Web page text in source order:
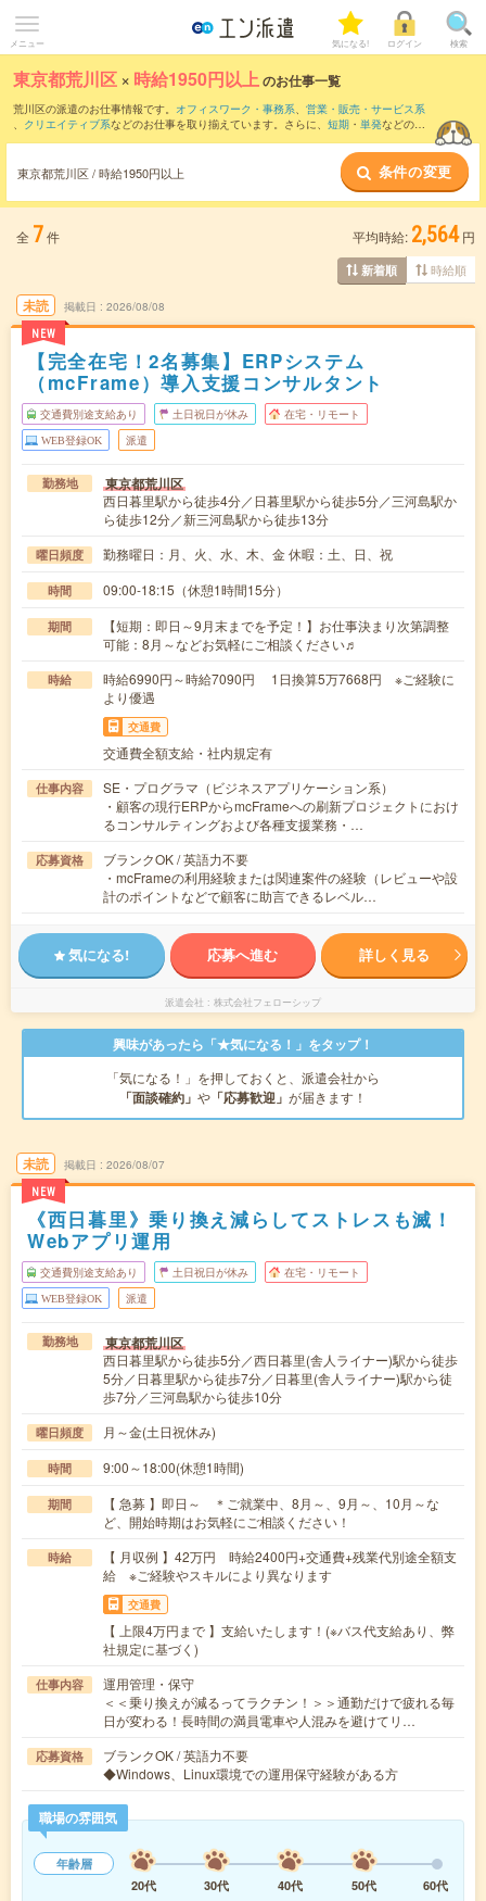
メニュー 気になる! ログイン 検索
東京都荒川区 × 時給1950円以上のお仕事一覧
荒川区の派遣のお仕事情報です。 オフィスワーク・事務系、 営業・販売・サービス系
、 クリエイティブ系などのお仕事を取り揃えています。さらに、 短期 ・ 単発などの期
東京都荒川区 / 時給1950円以上 条件の変更
全 7件 平均時給: 2,564 円
新着順 時給順
未読
NEW
掲載日 2026/08/08
【完全在宅！2名募集】ERPシステム
（mcFrame）導入支援コンサルタント
交通費別途支給あり 土日祝日が休み 在宅・リモート
WEB登録OK 派遣
勤務地 東京都荒川区
西日暮里駅から徒歩4分／日暮里駅から徒歩5分／三河島駅か
ら徒歩12分／新三河島駅から徒歩13分
曜日頻度 勤務曜日：月、火、水、木、金 休暇：土、日、祝
時間 09:00-18:15（休憩1時間15分）
期間
【短期：即日～9月末までを予定！】お仕事決まり次第調整
可能：8月～などお気軽にご相談ください♬
時給
時給6990円～時給7090円 1日換算5万7668円 ※ご経験に
より優遇
交通費
交通費全額支給・社内規定有
仕事内容
SE・プログラマ（ビジネスアプリケーション系）
・顧客の現行ERPからmcFrameへの刷新プロジェクトにおけ
るコンサルティングおよび各種支援業務・…
応募資格
ブランクOK / 英語力不要
・mcFrameの利用経験または関連案件の経験（レビューや設
計のポイントなどで顧客に助言できるレベル…
気になる! 応募へ進む 詳しく見る
派遣会社 株式会社フェローシップ
興味があったら「★気になる！」をタップ！
「気になる！」を押しておくと、派遣会社から
「面談確約」 や 「応募歓迎」 が届きます！
未読
NEW
掲載日 2026/08/07
《西日暮里》乗り換え減らしてストレスも滅！
Webアプリ運用
交通費別途支給あり 土日祝日が休み 在宅・リモート
WEB登録OK 派遣
勤務地 東京都荒川区
西日暮里駅から徒歩5分／西日暮里(舎人ライナー)駅から徒歩
5分／日暮里駅から徒歩7分／日暮里(舎人ライナー)駅から徒
歩7分／三河島駅から徒歩10分
曜日頻度 月～金(土日祝休み)
時間 9:00～18:00(休憩1時間)
期間
【 急募 】即日～ ＊ご就業中、8月～、9月～、10月～な
ど、開始時期はお気軽にご相談ください！
時給
【 月収例 】42万円 時給2400円+交通費+残業代別途全額支
給 ※ご経験やスキルにより異なります
交通費
【 上限4万円まで 】支給いたします！(※バス代支給あり、弊
社規定に基づく)
仕事内容
運用管理・保守
＜＜乗り換えが減るってラクチン！＞＞通勤だけで疲れる毎
日が変わる！長時間の満員電車や人混みを避けてリ…
応募資格
ブランクOK / 英語力不要
◆Windows、Linux環境での運用保守経験がある方
職場の雰囲気
年齢層
20代
30代 40代 50代
60代